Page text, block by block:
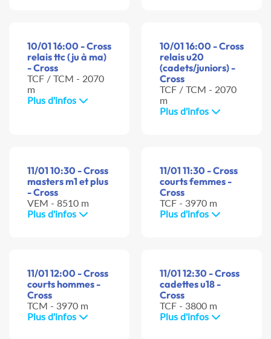
10/01 16:00 - Cross
relais ttc (ju à ma)
- Cross
TCF / TCM - 2070
m
Plus d'infos
10/01 16:00 - Cross
relais u20
(cadets/juniors) -
Cross
TCF / TCM - 2070
m
Plus d'infos
11/01 10:30 - Cross
masters m1 et plus
- Cross
VEM - 8510 m
Plus d'infos
11/01 11:30 - Cross
courts femmes -
Cross
TCF - 3970 m
Plus d'infos
11/01 12:00 - Cross
courts hommes -
Cross
TCM - 3970 m
Plus d'infos
11/01 12:30 - Cross
cadettes u18 -
Cross
TCF - 3800 m
Plus d'infos